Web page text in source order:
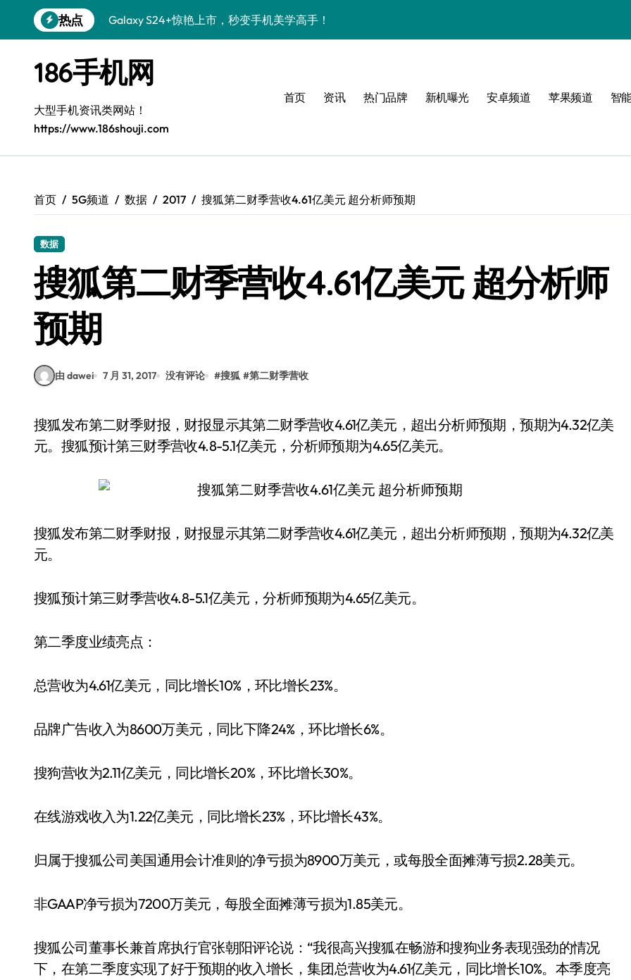
到
热点
Galaxy S24+惊艳上市，秒变手机美学高手！
Galaxy A56 5G登场，时尚旗舰新选择！
三星S26上手秒变个性机，3招玩转壁纸与主题！
S25美化秘籍：个性潮玩，炫酷随心！
Galaxy C55 5G潮定新尚，玩转个性无限可能
Galaxy Z Flip6：折叠时尚，一瞬惊艳
S25 Ultra颜值炸裂！定制主题潮翻天
186手机网
大型手机资讯类网站！
https://www.186shouji.com
首页 资讯 热门品牌 新机曝光 安卓频道 苹果频道 智
首页 5G频道 数据 2017 搜狐第二财季营收4.61亿美元 超分析师预期
数据
搜狐第二财季营收4.61亿美元 超分析师
预期
由 dawei 7 月 31, 2017 没有评论 #搜狐 #第二财季营收
搜狐发布第二财季财报，财报显示其第二财季营收4.61亿美元，超出分析师预期，预期为4.32亿美
元。搜狐预计第三财季营收4.8-5.1亿美元，分析师预期为4.65亿美元。
搜狐发布第二财季财报，财报显示其第二财季营收4.61亿美元，超出分析师预期，预期为4.32亿美
元。
搜狐预计第三财季营收4.8-5.1亿美元，分析师预期为4.65亿美元。
第二季度业绩亮点：
总营收为4.61亿美元，同比增长10%，环比增长23%。
品牌广告收入为8600万美元，同比下降24%，环比增长6%。
搜狗营收为2.11亿美元，同比增长20%，环比增长30%。
在线游戏收入为1.22亿美元，同比增长23%，环比增长43%。
归属于搜狐公司美国通用会计准则的净亏损为8900万美元，或每股全面摊薄亏损2.28美元。
非GAAP净亏损为7200万美元，每股全面摊薄亏损为1.85美元。
搜狐公司董事长兼首席执行官张朝阳评论说：“我很高兴搜狐在畅游和搜狗业务表现强劲的情况
下，在第二季度实现了好于预期的收入增长，集团总营收为4.61亿美元，同比增长10%。本季度亮